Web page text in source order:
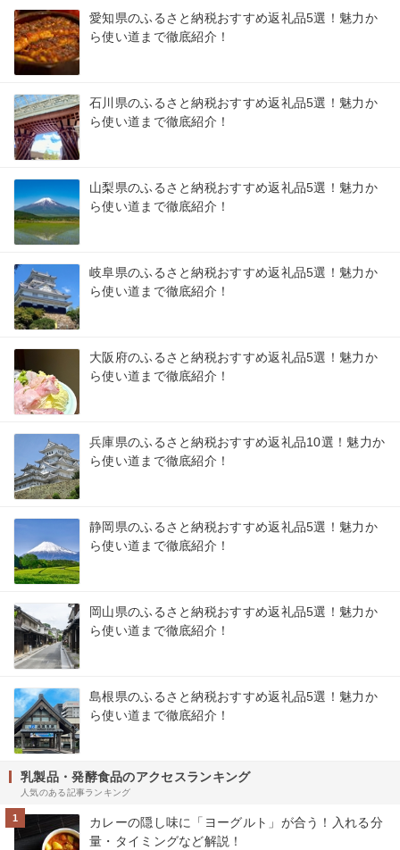
愛知県のふるさと納税おすすめ返礼品5選！魅力か
ら使い道まで徹底紹介！
石川県のふるさと納税おすすめ返礼品5選！魅力か
ら使い道まで徹底紹介！
山梨県のふるさと納税おすすめ返礼品5選！魅力か
ら使い道まで徹底紹介！
岐阜県のふるさと納税おすすめ返礼品5選！魅力か
ら使い道まで徹底紹介！
大阪府のふるさと納税おすすめ返礼品5選！魅力か
ら使い道まで徹底紹介！
兵庫県のふるさと納税おすすめ返礼品10選！魅力か
ら使い道まで徹底紹介！
静岡県のふるさと納税おすすめ返礼品5選！魅力か
ら使い道まで徹底紹介！
岡山県のふるさと納税おすすめ返礼品5選！魅力か
ら使い道まで徹底紹介！
島根県のふるさと納税おすすめ返礼品5選！魅力か
ら使い道まで徹底紹介！
乳製品・発酵食品のアクセスランキング
人気のある記事ランキング
1
カレーの隠し味に「ヨーグルト」が合う！入れる分
量・タイミングなど解説！